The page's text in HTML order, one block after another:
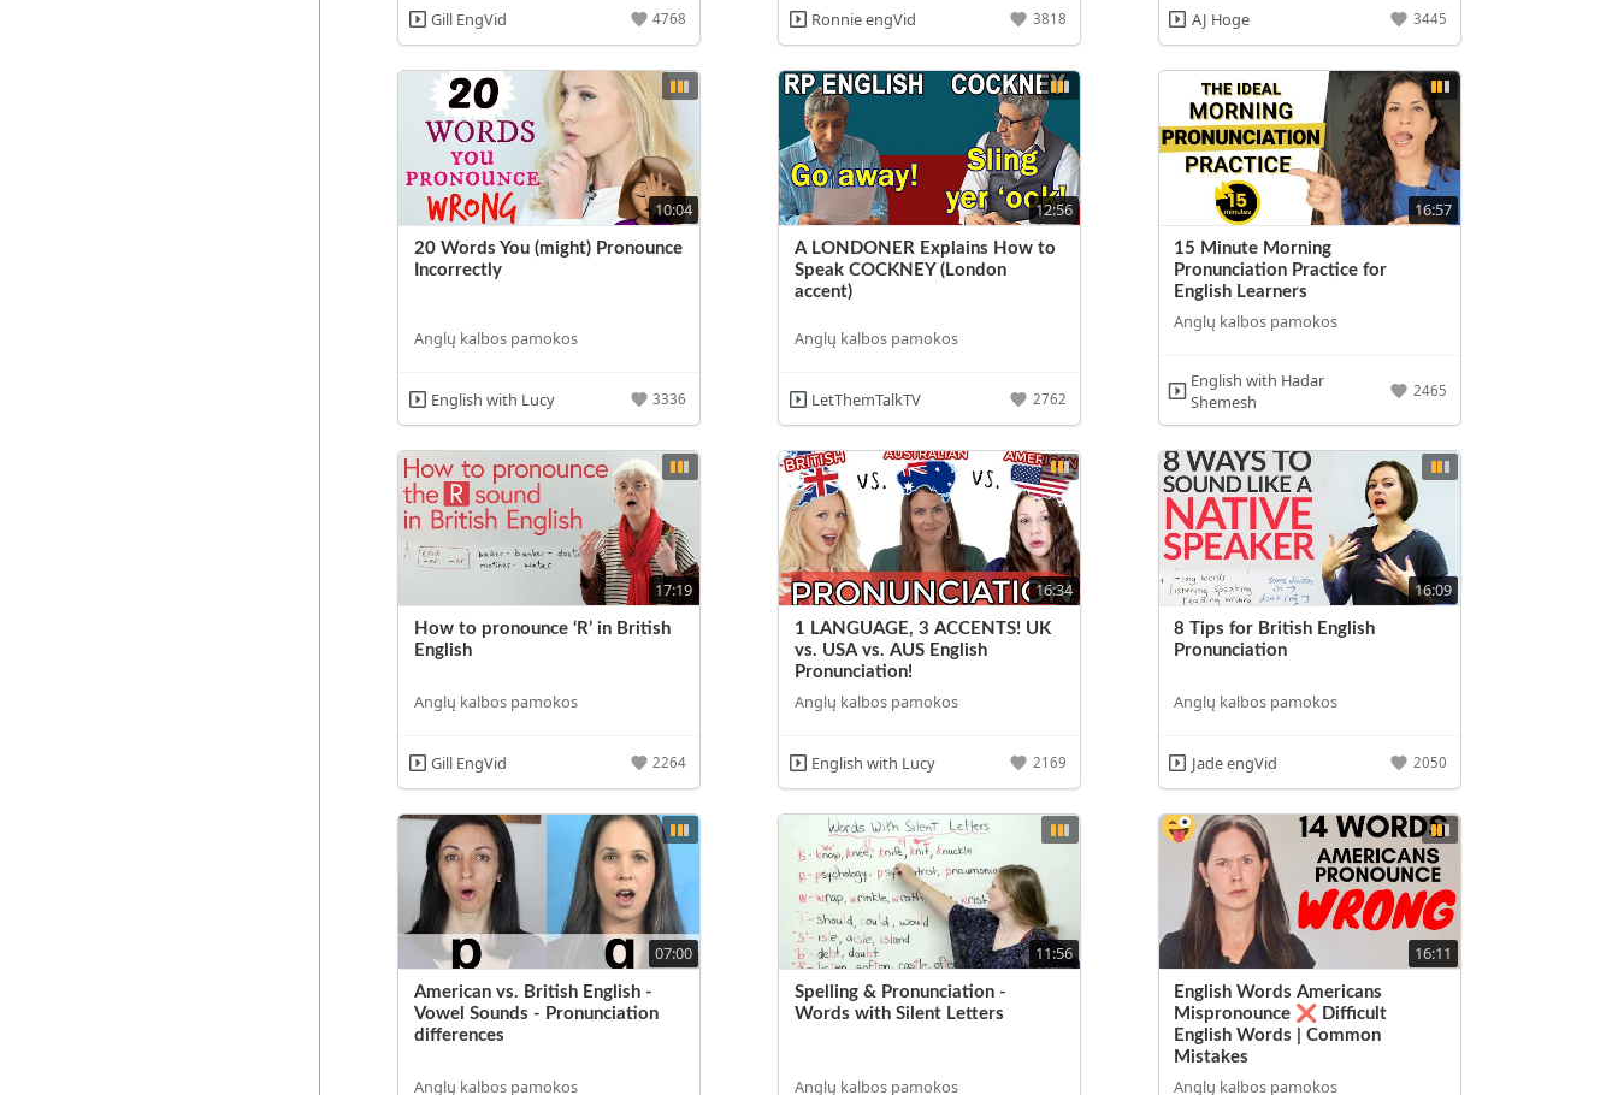
Gill EngVid 4768 Ronnie engVid 3818 AJ Hoge 3445
10:04
20 Words You (might) Pronounce
Incorrectly
Anglų kalbos pamokos
English with Lucy 3336
12:56
A LONDONER Explains How to
Speak COCKNEY (London
accent)
Anglų kalbos pamokos
LetThemTalkTV 2762
16:57
15 Minute Morning
Pronunciation Practice for
English Learners
Anglų kalbos pamokos
English with Hadar
Shemesh
2465
17:19
How to pronounce ‘R’ in British
English
Anglų kalbos pamokos
Gill EngVid 2264
16:34
1 LANGUAGE, 3 ACCENTS! UK
vs. USA vs. AUS English
Pronunciation!
Anglų kalbos pamokos
English with Lucy 2169
16:09
8 Tips for British English
Pronunciation
Anglų kalbos pamokos
Jade engVid 2050
07:00
American vs. British English -
Vowel Sounds - Pronunciation
differences
Anglų kalbos pamokos
11:56
Spelling & Pronunciation -
Words with Silent Letters
Anglų kalbos pamokos
16:11
English Words Americans
Mispronounce ❌ Difficult
English Words | Common
Mistakes
Anglų kalbos pamokos